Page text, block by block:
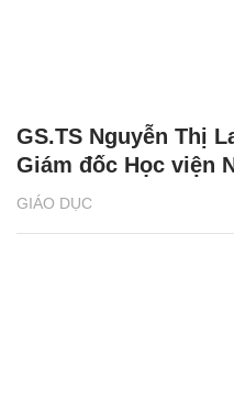
GIÁO DỤC
GS.TS Nguyễn Thị
Giám đốc Học viện